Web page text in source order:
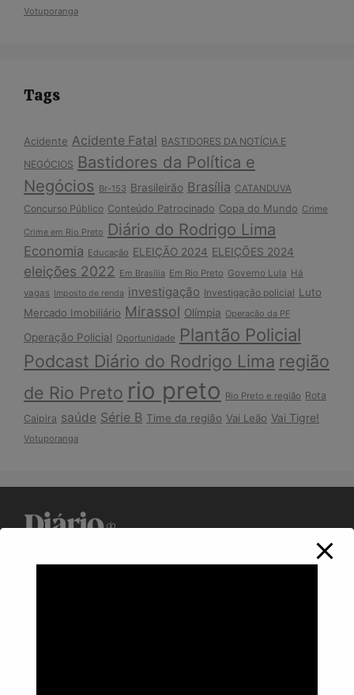
Votuporanga
Tags
Acidente Acidente Fatal BASTIDORES DA NOTÍCIA E
NEGÓCIOS Bastidores da Política e
Negócios Br-153 Brasileirão Brasília CATANDUVA
Concurso Público Conteúdo Patrocinado Copa do Mundo Crime
Crime em Rio Preto Diário do Rodrigo Lima
Economia Educação ELEIÇÃO 2024 ELEIÇÕES 2024
eleições 2022 Em Brasília Em Rio Preto Governo Lula Há
vagas
Imposto de renda investigação Investigação policial Luto
Mercado Imobiliário Mirassol Olímpia Operação da PF
Operação Policial Oportunidade Plantão Policial
Podcast Diário do Rodrigo Lima região
de Rio Preto rio preto Rio Preto e região Rota
Caipira saúde Série B Time da região Vai Leão Vai Tigre!
Votuporanga